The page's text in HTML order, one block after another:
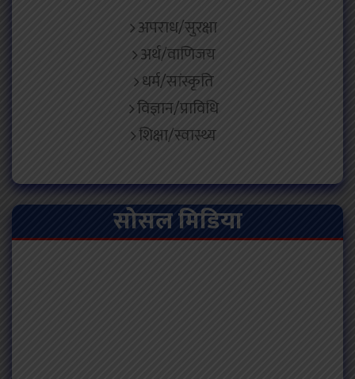
अपराध/सुरक्षा
अर्थ/वाणिजय
धर्म/सांस्कृति
विज्ञान/प्राविधि
शिक्षा/स्वास्थ्य
सोसल मिडिया